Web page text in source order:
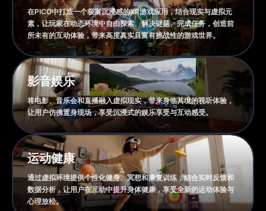
在PICO中打造一个极富沉浸感的XR游戏应用，结合现实与虚拟元
素，让玩家在动态环境中自由探索、解决谜题、完成任务，创造前
所未有的互动体验，带来高度真实且富有挑战性的游戏世界。
影音娱乐
将电影、音乐会和直播融入虚拟现实，带来身临其境的视听体验，
让用户仿佛置身现场，享受沉浸式的娱乐享受与互动感受。
运动健康
通过虚拟环境提供个性化健身、冥想和康复训练，结合实时反馈和
数据分析，让用户在互动中提升身体健康，享受全新的运动体验与
心理放松。